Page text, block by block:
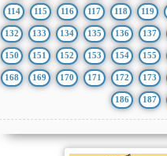
114 115 116 117 118 119
132 133 134 135 136 137
150 151 152 153 154 155
168 169 170 171 172 173
186 187